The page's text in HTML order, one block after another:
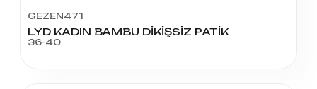
GEZEN471
LYD KADIN BAMBU DİKİŞSİZ PATİK
36-40